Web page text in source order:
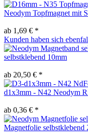
Neodym Topfmagnet mit
ab 1,69 € *
Kunden haben sich
selbstklebend 10mm
ab 20,50 € *
d1x3mm - N42 Neodym
ab 0,36 € *
Magnetfolie selbstklebend